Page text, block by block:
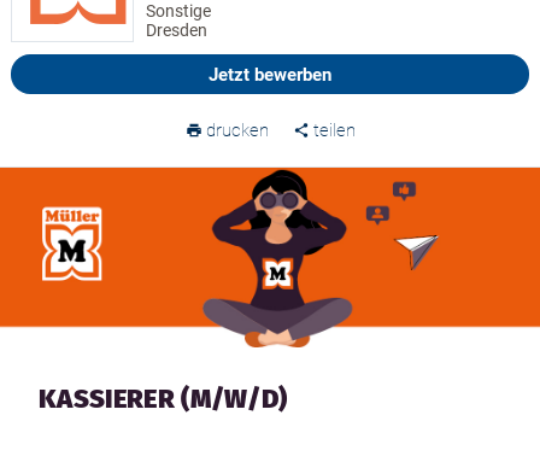
Sonstige
Dresden
Jetzt bewerben
drucken teilen